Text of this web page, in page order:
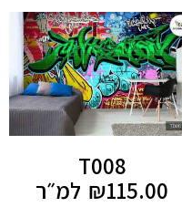
T008
₪115.00 למ״ר